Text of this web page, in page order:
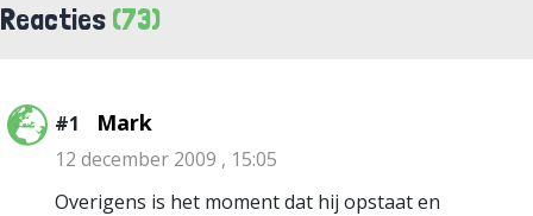
Reacties (73)
#1 Mark
12 december 2009 , 15:05
Overigens is het moment dat hij opstaat en